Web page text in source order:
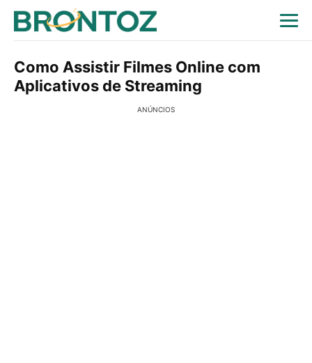
Como Assistir Filmes Online com
Aplicativos de Streaming
ANÚNCIOS